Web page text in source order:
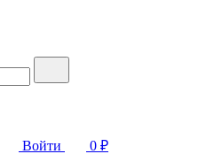
Войти 0 ₽